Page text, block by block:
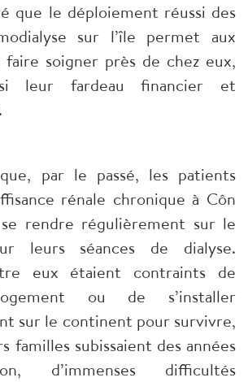
que le déploiement réussi des
sur l’île permet aux
soigner près de chez eux,
leur fardeau financier et
par le passé, les patients
rénale chronique à Côn
rendre régulièrement sur le
leurs séances de dialyse.
eux étaient contraints de
ou de s’installer
sur le continent pour survivre,
familles subissaient des années
d’immenses difficultés